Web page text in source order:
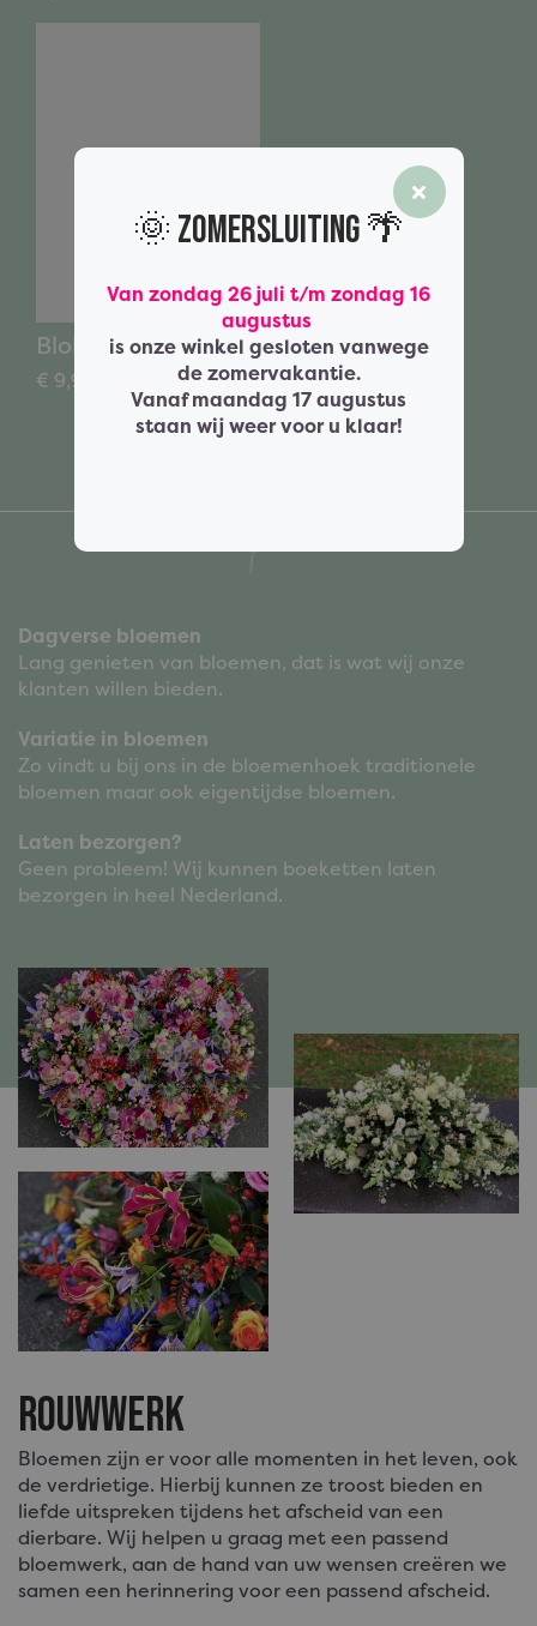
Blokje geluk
€ 9,95
Dagverse bloemen
Lang genieten van bloemen, dat is wat wij onze
klanten willen bieden.
Variatie in bloemen
Zo vindt u bij ons in de bloemenhoek traditionele
bloemen maar ook eigentijdse bloemen.
Laten bezorgen?
Geen probleem! Wij kunnen boeketten laten
bezorgen in heel Nederland.
Rouwwerk
Bloemen zijn er voor alle momenten in het leven, ook
de verdrietige. Hierbij kunnen ze troost bieden en
liefde uitspreken tijdens het afscheid van een
dierbare. Wij helpen u graag met een passend
bloemwerk, aan de hand van uw wensen creëren we
samen een herinnering voor een passend afscheid.
🌞 Zomersluiting 🌴
Van zondag 26 juli t/m zondag 16
augustus
is onze winkel gesloten vanwege
de zomervakantie.
Vanaf maandag 17 augustus
staan wij weer voor u klaar!